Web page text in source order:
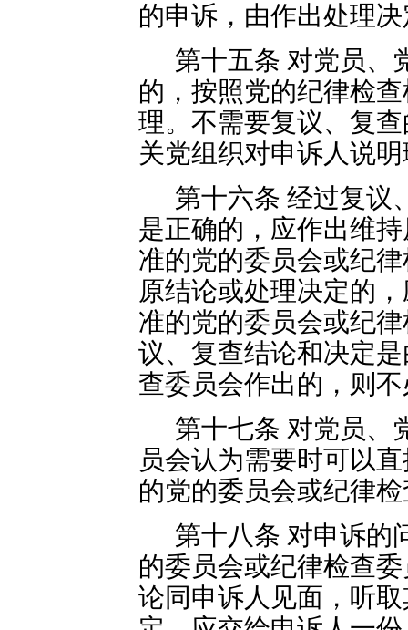
的申诉，由作出处理
第十五条 对党员、
的，按照党的纪律检
理。不需要复议、复
关党组织对申诉人说
第十六条 经过复议
是正确的，应作出维
准的党的委员会或纪
原结论或处理决定的
准的党的委员会或纪
议、复查结论和决定
查委员会作出的，则
第十七条 对党员、
员会认为需要时可以
的党的委员会或纪律
第十八条 对申诉的
的委员会或纪律检查
论同申诉人见面，听